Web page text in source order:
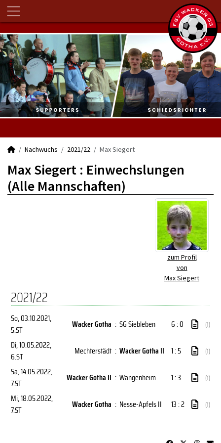
Nachwuchs 2021/22 Max Siegert
Max Siegert : Einwechslungen
(Alle Mannschaften)
zum Profil
von
Max Siegert
2021/22
So, 03.10.2021,
5.ST
Wacker Gotha : SG Siebleben 6 : 0 (1)
Di, 10.05.2022,
6.ST
Mechterstädt : Wacker Gotha II 1 : 5 (1)
Sa, 14.05.2022,
7.ST
Wacker Gotha II : Wangenheim 1 : 3 (1)
Mi, 18.05.2022,
7.ST
Wacker Gotha : Nesse-Apfels II 13 : 2 (1)